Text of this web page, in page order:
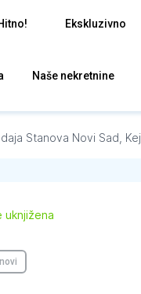
Ekskluzivno
Naše nekretnine
Stanova Novi Sad, Kej
uknjižena